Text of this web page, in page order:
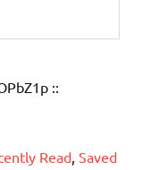
::
Read, Saved